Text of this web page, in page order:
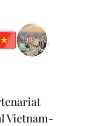
Vietnam-